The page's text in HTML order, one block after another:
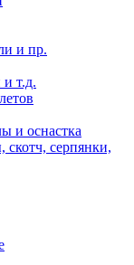
и пр.
и т.д.
и оснастка
серпянки,